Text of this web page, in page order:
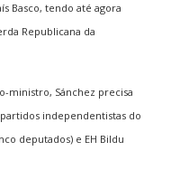
Basco, tendo até agora
Republicana da
ministro, Sánchez precisa
independentistas do
deputados) e EH Bildu